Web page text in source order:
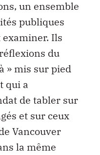
un ensemble
publiques
Ils
du
» mis sur pied
qui a
de tabler sur
et sur ceux
Vancouver
la même